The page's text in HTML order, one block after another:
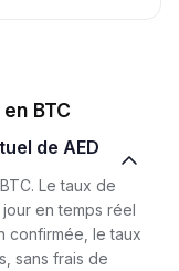
BTC
Le taux de
en temps réel
confirmée, le taux
sans frais de